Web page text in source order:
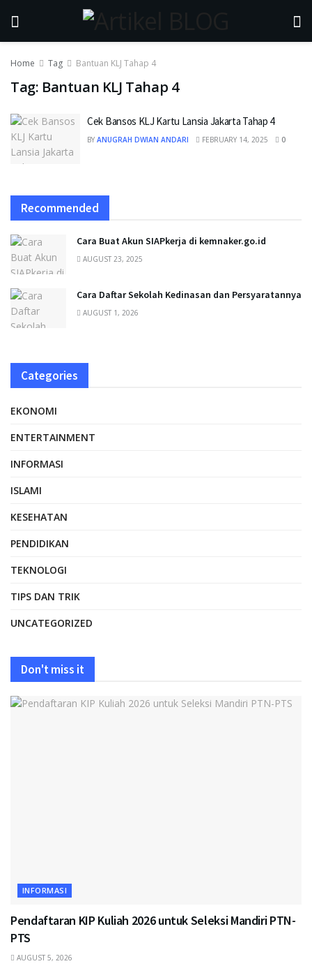
Home Tag Bantuan KLJ Tahap 4
Tag: Bantuan KLJ Tahap 4
Cek Bansos KLJ Kartu Lansia Jakarta Tahap 4
BY ANUGRAH DWIAN ANDARI FEBRUARY 14, 2025 0
Recommended
Cara Buat Akun SIAPkerja di kemnaker.go.id
AUGUST 23, 2025
Cara Daftar Sekolah Kedinasan dan Persyaratannya
AUGUST 1, 2026
Categories
EKONOMI
ENTERTAINMENT
INFORMASI
ISLAMI
KESEHATAN
PENDIDIKAN
TEKNOLOGI
TIPS DAN TRIK
UNCATEGORIZED
Don't miss it
INFORMASI
Pendaftaran KIP Kuliah 2026 untuk Seleksi Mandiri PTN-
PTS
AUGUST 5, 2026